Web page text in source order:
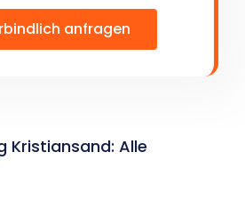
anfragen
Kristiansand: Alle